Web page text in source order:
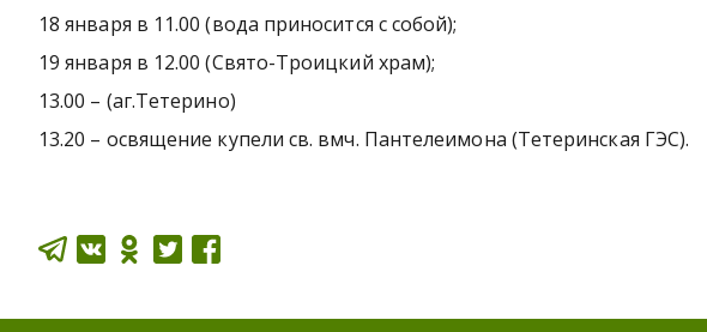
18 января в 11.00 (вода приносится с собой);
19 января в 12.00 (Свято-Троицкий храм);
13.00 – (аг.Тетерино)
13.20 – освящение купели св. вмч. Пантелеимона (Тетеринская ГЭС).